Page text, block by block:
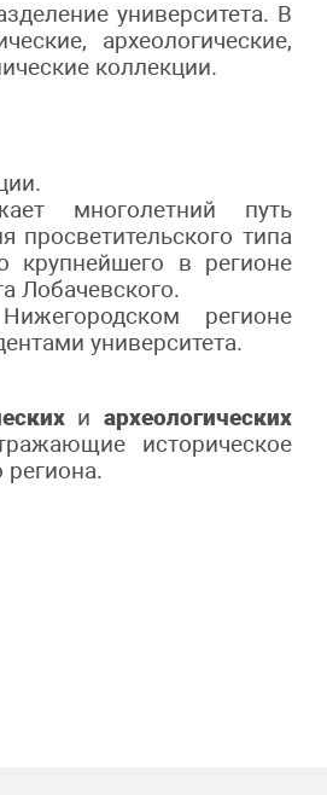
университета. В
археологические,
коллекции.
многолетний путь
просветительского типа
крупнейшего в регионе
Лобачевского.
регионе
университета.
и археологических
историческое